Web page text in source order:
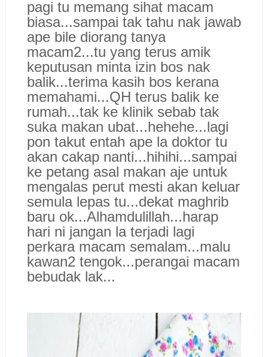
pagi tu memang sihat macam
biasa...sampai tak tahu nak jawab
ape bile diorang tanya
macam2...tu yang terus amik
keputusan minta izin bos nak
balik...terima kasih bos kerana
memahami...QH terus balik ke
rumah...tak ke klinik sebab tak
suka makan ubat...hehehe...lagi
pon takut entah ape la doktor tu
akan cakap nanti...hihihi...sampai
ke petang asal makan aje untuk
mengalas perut mesti akan keluar
semula lepas tu...dekat maghrib
baru ok...Alhamdulillah...harap
hari ni jangan la terjadi lagi
perkara macam semalam...malu
kawan2 tengok...perangai macam
bebudak lak...